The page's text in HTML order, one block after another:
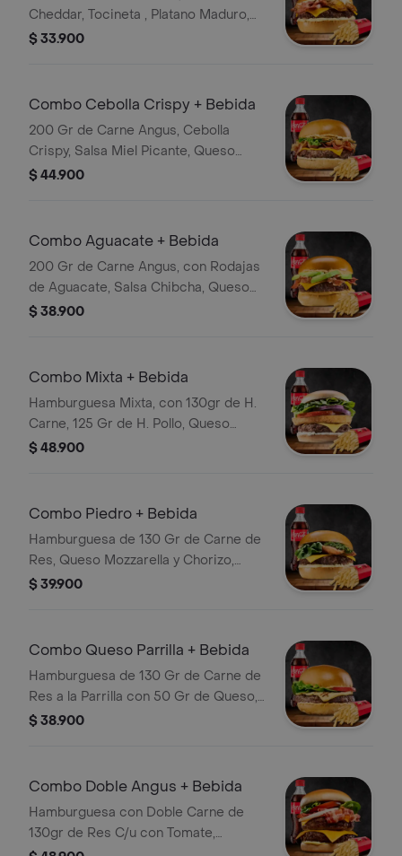
Cheddar, Tocineta , Platano Maduro,
Papas, Salsa de la Casa y Bebida
$ 33.900
Combo Cebolla Crispy + Bebida
200 Gr de Carne Angus, Cebolla
Crispy, Salsa Miel Picante, Queso
Cheddar, Lechuga, Tocineta y Salsa
$ 44.900
Combo Aguacate + Bebida
200 Gr de Carne Angus, con Rodajas
de Aguacate, Salsa Chibcha, Queso
Cheddar, Tocineta Crocante, Papas y
$ 38.900
Combo Mixta + Bebida
Hamburguesa Mixta, con 130gr de H.
Carne, 125 Gr de H. Pollo, Queso
Cheddar, Tomate, Lechuga, Cebolla
$ 48.900
Combo Piedro + Bebida
Hamburguesa de 130 Gr de Carne de
Res, Queso Mozzarella y Chorizo,
Salsas, Bebida, Chimichurri y
$ 39.900
Combo Queso Parrilla + Bebida
Hamburguesa de 130 Gr de Carne de
Res a la Parrilla con 50 Gr de Queso,
Tomate, Lechuga, Guarnición a
$ 38.900
Combo Doble Angus + Bebida
Hamburguesa con Doble Carne de
130gr de Res C/u con Tomate,